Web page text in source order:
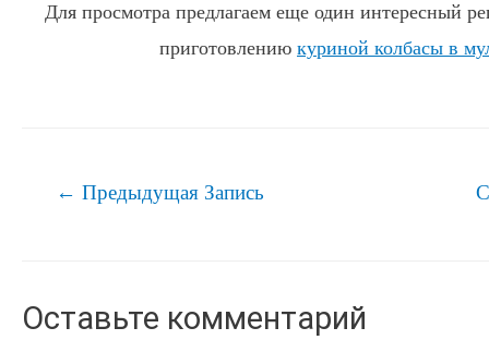
Для просмотра предлагаем еще один интересный
приготовлению куриной колбасы в
Навигация
← Предыдущая Запись
Оставьте комментарий